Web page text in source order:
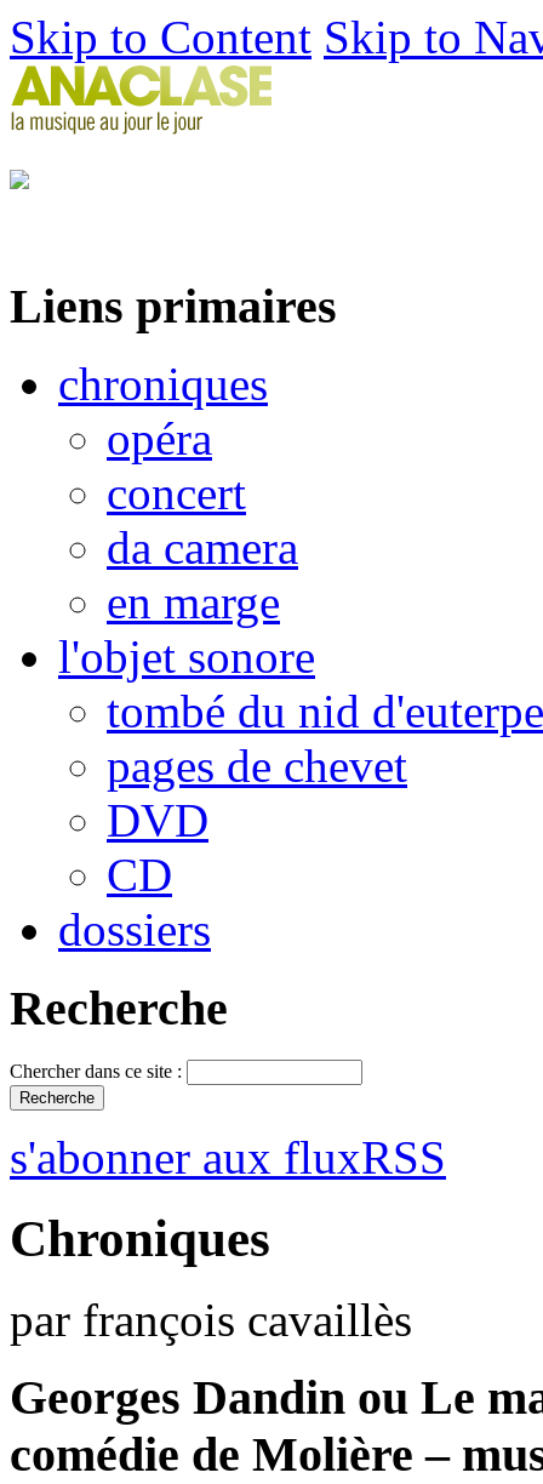
Skip to Content Skip to
Liens primaires
chroniques
opéra
concert
da camera
en marge
l'objet sonore
tombé du nid d'euterpe
pages de chevet
DVD
CD
dossiers
Recherche
Chercher dans ce site :
s'abonner aux fluxRSS
Chroniques
par françois cavaillès
Georges Dandin ou Le
comédie de Molière –